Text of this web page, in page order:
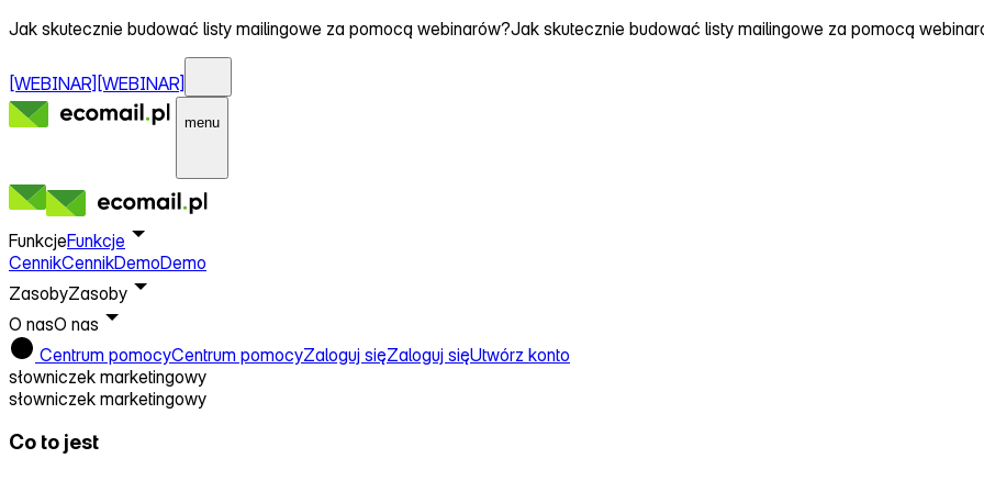
Jak skutecznie budować listy mailingowe za pomocą webinarów?Jak skutecznie budować listy mailingowe za pomocą
[WEBINAR] [WEBINAR]
menu
FunkcjeFunkcje
CennikCennikDemoDemo
ZasobyZasoby
O nasO nas
Centrum pomocyCentrum pomocyZaloguj sięZaloguj sięUtwórz konto
słowniczek marketingowy
słowniczek marketingowy
Co to jest